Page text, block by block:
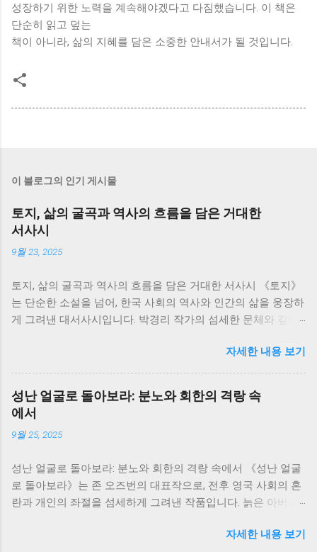
성장하기 위한 노력을 계속해야겠다고 다짐했습니다. 이 책은
단순히 읽고 덮는
책이 아니라, 삶의 지혜를 담은 소중한 안내서가 될 것입니다.
이 블로그의 인기 게시물
토지, 삶의 굴곡과 역사의 흐름을 담은 거대한
서사시
9월 23, 2025
토지, 삶의 굴곡과 역사의 흐름을 담은 거대한 서사시 《토지》
는 단순한 소설을 넘어, 한국 사회의 역사와 인간의 삶을 웅장하
게 그려낸 대서사시입니다. 박경리 작가의 섬세한 문체와 깊이
책 속 세상에 흠뻑 빠져들게 만듭니다. 저는 이 책을 통해 한국
의 근현대사를 생생하게 느끼면서, 동시에 인간 삶의 덧없음과
강인함에 대해 깊이 생각해 볼 수 있었습니다. 소설은 서희의 삶
을 중심으로 전개됩니다. 그녀의 삶은 단순한 개인의 이야기가
아니라, 일제강점기부터 한국전쟁, 그리고 산업화 시대까지 격
동의 시대를 살아온 한국인들의 삶의 축소판과 같습니다. 서희
속에서도 꿋꿋하게 자신의 삶을 지켜나가려는 의지를 보여줍니
다. 그녀의 삶은 마치 끊임없이 흐르는 강물처럼, 때로는 잔잔하
게, 때로는 격렬하게 흘러갑니다. 저는 서희의 삶을 따라가면서,
그리고 그럼에도 불구하고 인간이 지닌 생존과 번영에 대한 강
자세한 내용 보기
성난 얼굴로 돌아보라: 분노와 회한의 격랑 속
에서
9월 25, 2025
성난 얼굴로 돌아보라: 분노와 회한의 격랑 속에서 《성난 얼굴
로 돌아보라》는 존 오즈번의 대표작으로, 전후 영국 사회의 혼
란과 개인의 좌절을 섬세하게 그려낸 작품입니다. 늙은 아버지
화 속에서 흔들리는 인간의 존재와 가족 관계의 의미를 깊이 있
자세한 내용 보기